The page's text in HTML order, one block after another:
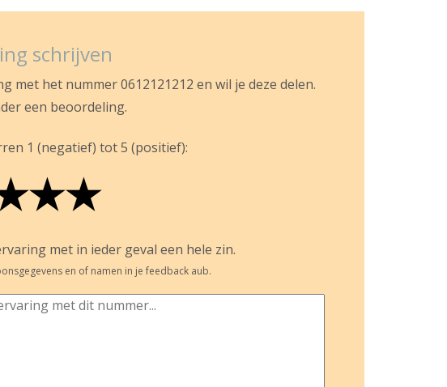
schrijven
met het nummer 0612121212 en wil je deze delen.
een beoordeling.
1 (negatief) tot 5 (positief):
★
★★
met in ieder geval een hele zin.
en of namen in je feedback aub.